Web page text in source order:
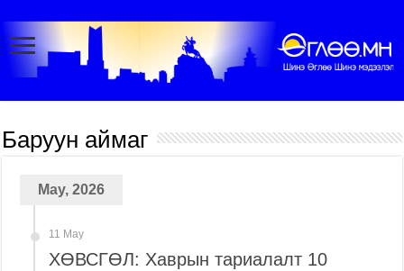
Баруун аймаг
May, 2026
11 May
ХӨВСГӨЛ: Хаврын тариалалт 10